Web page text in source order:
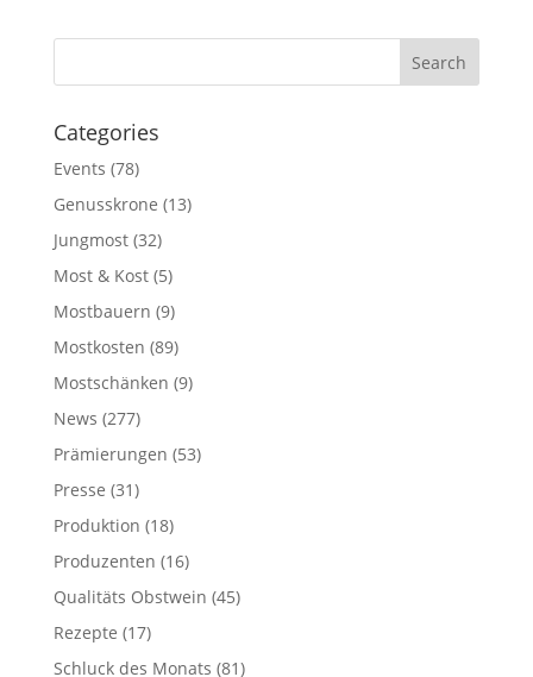
Categories
Events (78)
Genusskrone (13)
Jungmost(32)
Most & Kost(5)
Mostbauern (9)
Mostkosten (89)
Mostschänken (9)
News (277)
Prämierungen (53)
Presse (31)
Produktion (18)
Produzenten (16)
Qualitäts Obstwein (45)
Rezepte (17)
Schluck des Monats (81)